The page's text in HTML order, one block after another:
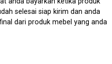
selesai siap kirim dan anda
dari produk mebel yang anda